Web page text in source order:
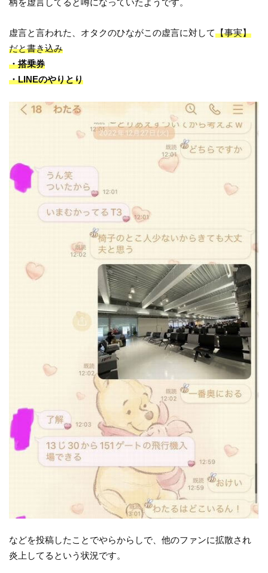
柄を虚言してると噂になっていたようです。
虚言と言われた、オタクのひながこの虚言に対して【事実】
だと書き込み
・搭乗券
・LINEのやりとり
などを投稿したことでやらからしで、他のファンに拡散され
炎上してるという状況です。